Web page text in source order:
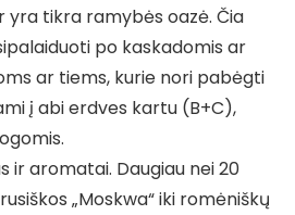
yra tikra ramybės oazė. Čia
po kaskadomis ar
ar tiems, kurie nori pabėgti
į abi erdves kartu (B+C),
ir aromatai. Daugiau nei 20
„Moskwa“ iki romėniškų